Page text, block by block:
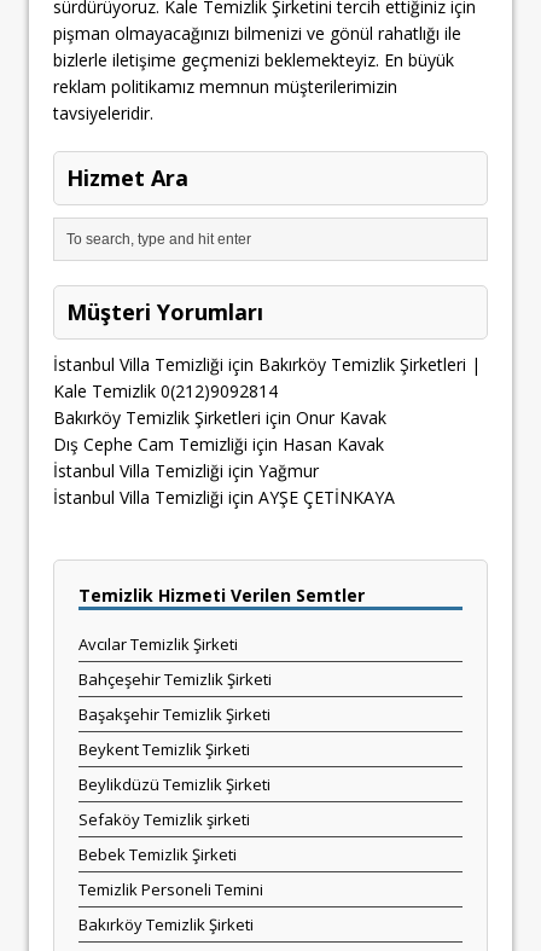
sürdürüyoruz. Kale Temizlik Şirketini tercih ettiğiniz için
pişman olmayacağınızı bilmenizi ve gönül rahatlığı ile
bizlerle iletişime geçmenizi beklemekteyiz. En büyük
reklam politikamız memnun müşterilerimizin
tavsiyeleridir.
Hizmet Ara
Müşteri Yorumları
İstanbul Villa Temizliği için Bakırköy Temizlik Şirketleri |
Kale Temizlik 0(212)9092814
Bakırköy Temizlik Şirketleri için Onur Kavak
Dış Cephe Cam Temizliği için Hasan Kavak
İstanbul Villa Temizliği için Yağmur
İstanbul Villa Temizliği için AYŞE ÇETİNKAYA
Temizlik Hizmeti Verilen Semtler
Avcılar Temizlik Şirketi
Bahçeşehir Temizlik Şirketi
Başakşehir Temizlik Şirketi
Beykent Temizlik Şirketi
Beylikdüzü Temizlik Şirketi
Sefaköy Temizlik şirketi
Bebek Temizlik Şirketi
Temizlik Personeli Temini
Bakırköy Temizlik Şirketi